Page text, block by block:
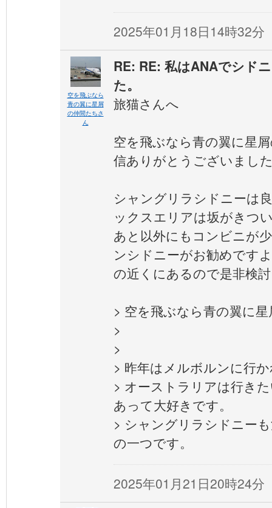
2025年01月18日14時32分
空を飛ぶなら
青の翼に星屑
の仲間たちさ
ん
RE: RE: 私はANAでシド
た。
旅猫さんへ
空を飛ぶなら青の翼に星
信ありがとうございまし
シャングリラシドニーは
ックスエリアは坂がきつ
あと以外にもコンビニが
ンシドニーがお勧めです
の近くにあるので是非検
> 空を飛ぶなら青の翼に
>
>
> 昨年はメルボルンに行
> オーストラリアは行き
あって大好きです。
> シャングリラシドニー
の一つです。
2025年01月21日20時24分